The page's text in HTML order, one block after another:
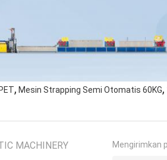
, Mesin Strapping Semi Otomatis 60KG,
MACHINERY
Mengirimkan